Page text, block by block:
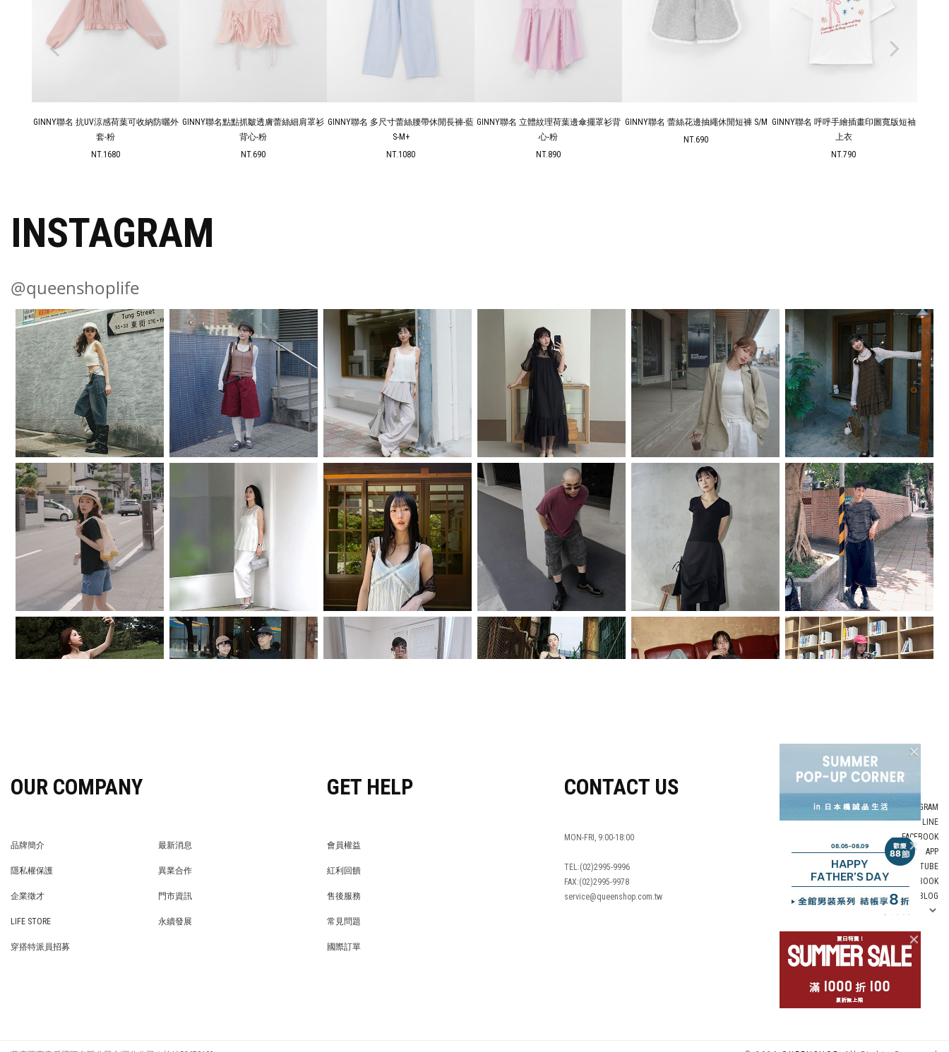
GINNY聯名 抗UV涼感荷葉可收納防曬外
套-粉
NT.1680
GINNY聯名點點抓皺透膚蕾絲細肩罩衫
背心-粉
NT.690
GINNY聯名 多尺寸蕾絲腰帶休閒長褲-藍
S-M+
NT.1080
GINNY聯名 立體紋理荷葉邊傘擺罩衫背
心-粉
NT.890
GINNY聯名 蕾絲花邊抽繩休閒短褲 S/M
NT.690
GINNY聯名 呼呼手繪插畫印圖寬版短袖
上衣
NT.790
INSTAGRAM
@queenshoplife
OUR COMPANY
品牌簡介
最新消息
隱私權保護
異業合作
企業徵才
門市資訊
LIFE STORE
永續發展
穿搭特派員招募
GET HELP
會員權益
紅利回饋
售後服務
常見問題
國際訂單
CONTACT US
MON-FRI, 9:00-18:00
TEL:(02)2995-9996
FAX:(02)2995-9978
service@queenshop.com.tw
INSTAGRAM
LINE
FACEBOOK
APP
YOUTUBE
LOOKBOOK
BLOG